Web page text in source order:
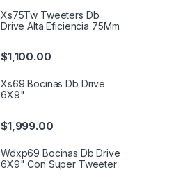
Xs75Tw Tweeters Db
Drive Alta Eficiencia 75Mm
$1,100.00
Xs69 Bocinas Db Drive
6X9"
$1,999.00
Wdxp69 Bocinas Db Drive
6X9" Con Super Tweeter